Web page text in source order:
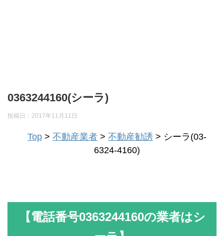
0363244160(シーラ)
投稿日： 2017年11月11日
Top > 不動産業者 > 不動産勧誘 > シーラ(03-
6324-4160)
【電話番号0363244160の業者はシ